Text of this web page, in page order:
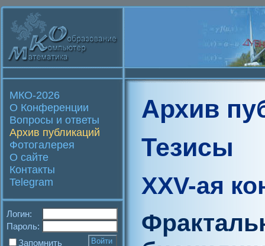
МКО-2026
О Конференции
Вопросы и ответы
Архив публикаций
Фотогалерея
О сайте
Контакты
Telegram
Логин:
Пароль:
Запомнить
Архив
Тезисы
XXV-ая